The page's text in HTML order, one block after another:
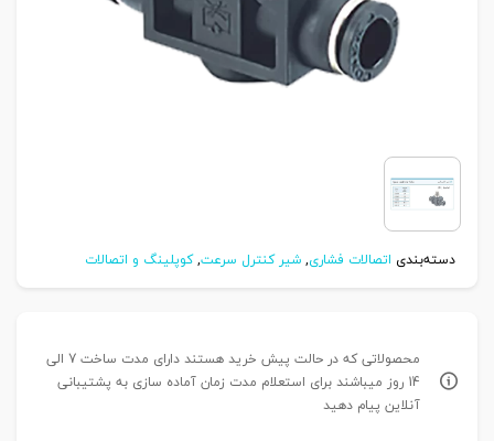
دسته‌بندی اتصالات فشاری,شیر کنترل سرعت,کوپلینگ و اتصالات
محصولاتی که در حالت پیش خرید هستند دارای مدت ساخت 7 الی
14 روز میباشند برای استعلام مدت زمان آماده سازی به پشتیبانی
آنلاین پیام دهید